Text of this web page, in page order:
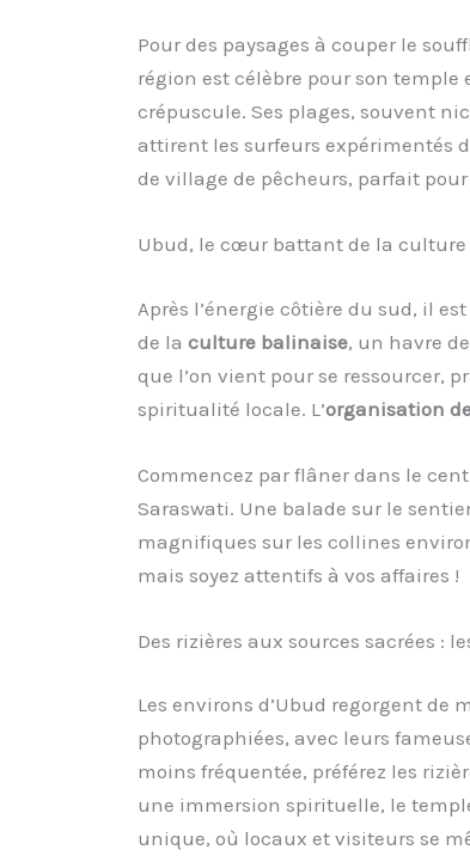
Pour des paysages à couper le
région est célèbre pour son
crépuscule. Ses plages, souvent
attirent les surfeurs expérimentés
de village de pêcheurs, parfait
Ubud, le cœur battant de la
Après l’énergie côtière du sud, il
de la culture balinaise, un havre
que l’on vient pour se ressourcer,
spiritualité locale. L’organisation
Commencez par flâner dans le
Saraswati. Une balade sur le
magnifiques sur les collines
mais soyez attentifs à vos affaires !
Des rizières aux sources sacrées :
Les environs d’Ubud regorgent de
photographiées, avec leurs
moins fréquentée, préférez les
une immersion spirituelle, le
unique, où locaux et visiteurs se